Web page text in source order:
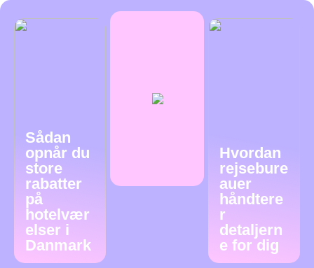
Sådan
opnår du
store
rabatter
på
hotelvær
elser i
Danmark
Hvordan
rejsebure
auer
håndtere
r
detaljern
e for dig